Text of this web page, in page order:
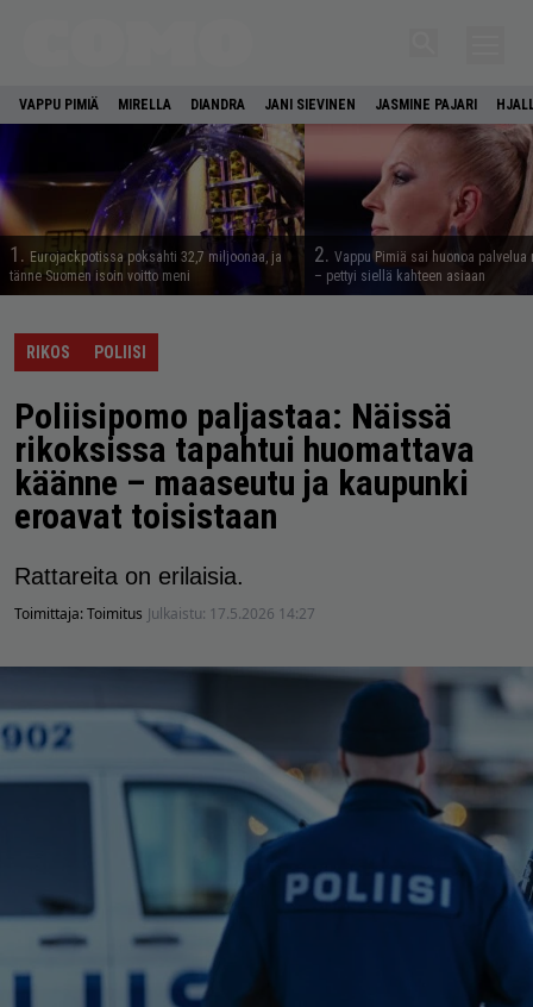
VAPPU PIMIÄ MIRELLA DIANDRA JANI SIEVINEN JASMINE PAJARI
1. Eurojackpotissa poksahti 32,7 miljoonaa, ja
tänne Suomen isoin voitto meni
2. Vappu Pimiä sai huonoa palvelua
– pettyi siellä kahteen asiaan
RIKOS POLIISI
Poliisipomo paljastaa: Näissä
rikoksissa tapahtui huomattava
käänne – maaseutu ja kaupunki
eroavat toisistaan
Rattareita on erilaisia.
Toimittaja:Toimitus Julkaistu: 17.5.2026 14:27